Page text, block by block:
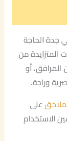
جدة الحاجة
المتزايدة من
أو
وراحة.
على
الاستخدام